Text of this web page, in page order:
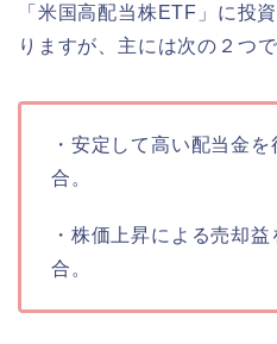
「米国高配当株ETF」に投
りますが、主には次の２つで
・安定して高い配当金
合。
・株価上昇による売却
合。